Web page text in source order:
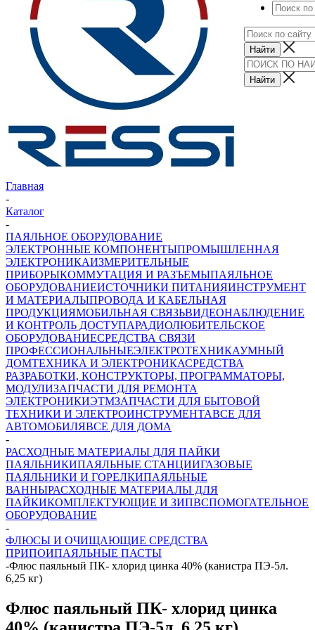
Главная
-
Каталог
-
ПАЯЛЬНОЕ ОБОРУДОВАНИЕ
ЭЛЕКТРОННЫЕ КОМПОНЕНТЫПРОМЫШЛЕННАЯ
ЭЛЕКТРОНИКАИЗМЕРИТЕЛЬНЫЕ
ПРИБОРЫКОММУТАЦИЯ И РАЗЪЕМЫПАЯЛЬНОЕ
ОБОРУДОВАНИЕИСТОЧНИКИ ПИТАНИЯИНСТРУМЕНТ
И МАТЕРИАЛЫПРОВОДА И КАБЕЛЬНАЯ
ПРОДУКЦИЯМОБИЛЬНАЯ СВЯЗЬВИДЕОНАБЛЮДЕНИЕ
И КОНТРОЛЬ ДОСТУПАРАДИОЛЮБИТЕЛЬСКОЕ
ОБОРУДОВАНИЕСРЕДСТВА СВЯЗИ
ПРОФЕССИОНАЛЬНЫЕЭЛЕКТРОТЕХНИКАУМНЫЙ
ДОМТЕХНИКА И ЭЛЕКТРОНИКАСРЕДСТВА
РАЗРАБОТКИ, КОНСТРУКТОРЫ, ПРОГРАММАТОРЫ,
МОДУЛИЗАПЧАСТИ ДЛЯ РЕМОНТА
ЭЛЕКТРОНИКИЭТМЗАПЧАСТИ ДЛЯ БЫТОВОЙ
ТЕХНИКИ И ЭЛЕКТРОИНСТРУМЕНТАВСЕ ДЛЯ
АВТОМОБИЛЯВСЕ ДЛЯ ДОМА
-
РАСХОДНЫЕ МАТЕРИАЛЫ ДЛЯ ПАЙКИ
ПАЯЛЬНИКИПАЯЛЬНЫЕ СТАНЦИИГАЗОВЫЕ
ПАЯЛЬНИКИ И ГОРЕЛКИПАЯЛЬНЫЕ
ВАННЫРАСХОДНЫЕ МАТЕРИАЛЫ ДЛЯ
ПАЙКИКОМПЛЕКТУЮЩИЕ И ЗИПВСПОМОГАТЕЛЬНОЕ
ОБОРУДОВАНИЕ
-
ФЛЮСЫ И ОЧИЩАЮЩИЕ СРЕДСТВА
ПРИПОИПАЯЛЬНЫЕ ПАСТЫ
-Флюс паяльный ПК- хлорид цинка 40% (канистра ПЭ-5л.
6,25 кг)
Флюс паяльный ПК- хлорид цинка